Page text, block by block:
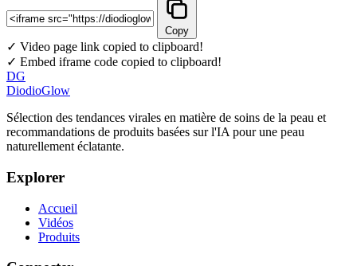
Copy
✓ Video page link copied to clipboard!
✓ Embed iframe code copied to clipboard!
DG
DiodioGlow
Sélection des tendances virales en matière de soins de la peau et
recommandations de produits basées sur l'IA pour une peau
naturellement éclatante.
Explorer
Accueil
Vidéos
Produits